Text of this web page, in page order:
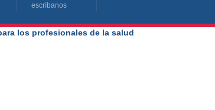
escríbanos
los profesionales de la salud